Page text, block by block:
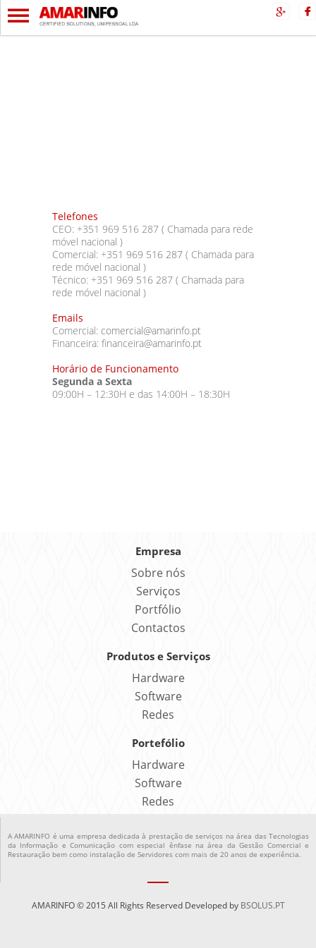
Telefones
CEO: +351 969 516 287 ( Chamada para rede
móvel nacional )
Comercial: +351 969 516 287 ( Chamada para
rede móvel nacional )
Técnico: +351 969 516 287 ( Chamada para
rede móvel nacional )
Emails
Comercial: comercial@amarinfo.pt
Financeira: financeira@amarinfo.pt
Horário de Funcionamento
Segunda a Sexta
09:00H – 12:30H e das 14:00H – 18:30H
Empresa
Sobre nós
Serviços
Portfólio
Contactos
Produtos e Serviços
Hardware
Software
Redes
Portefólio
Hardware
Software
Redes
A AMARINFO é uma empresa dedicada à prestação de serviços na área das Tecnologias
da Informação e Comunicação com especial ênfase na área da Gestão Comercial e
Restauração bem como instalação de Servidores com mais de 20 anos de experiência.
AMARINFO © 2015 All Rights Reserved Developed by BSOLUS.PT